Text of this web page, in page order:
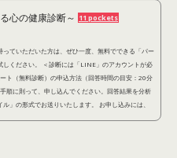
心の健康診断～ 11 pockets
っていただいた方は、ぜひ一度、無料でできる「パー
しください。 ＜診断には「LINE」のアカウントが必
ト（無料診断）の申込方法（回答時間の目安：20分
順に則って、申し込んでください。回答結果を分析
」の形式でお送りいたします。 お申し込みには、